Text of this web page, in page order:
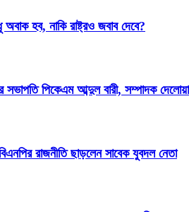
হব, নাকি রাষ্ট্রও জবাব দেবে?
সভাপতি পিকেএম আব্দুল বারী, সম্পাদক
রাজনীতি ছাড়লেন সাবেক যুবদল নেতা